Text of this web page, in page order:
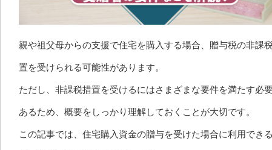
親や祖父母からの支援で住宅を購入する場合、贈与税の非課
置を受けられる可能性があります。
ただし、非課税措置を受けるにはさまざまな要件を満たす必
あるため、概要をしっかり理解しておくことが大切です。
この記事では、住宅購入資金の贈与を受けた場合に利用でき